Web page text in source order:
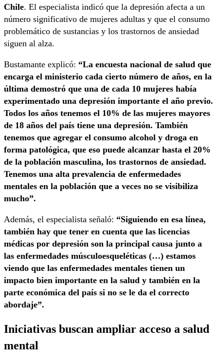
Chile. El especialista indicó que la depresión afecta a un
número significativo de mujeres adultas y que el consumo
problemático de sustancias y los trastornos de ansiedad
siguen al alza.
Bustamante explicó: “La encuesta nacional de salud que
encarga el ministerio cada cierto número de años, en la
última demostró que una de cada 10 mujeres había
experimentado una depresión importante el año previo.
Todos los años tenemos el 10% de las mujeres mayores
de 18 años del país tiene una depresión. También
tenemos que agregar el consumo alcohol y droga en
forma patológica, que eso puede alcanzar hasta el 20%
de la población masculina, los trastornos de ansiedad.
Tenemos una alta prevalencia de enfermedades
mentales en la población que a veces no se visibiliza
mucho”.
Además, el especialista señaló: “Siguiendo en esa línea,
también hay que tener en cuenta que las licencias
médicas por depresión son la principal causa junto a
las enfermedades músculoesqueléticas (…) estamos
viendo que las enfermedades mentales tienen un
impacto bien importante en la salud y también en la
parte económica del país si no se le da el correcto
abordaje”.
Iniciativas buscan ampliar acceso a salud
mental